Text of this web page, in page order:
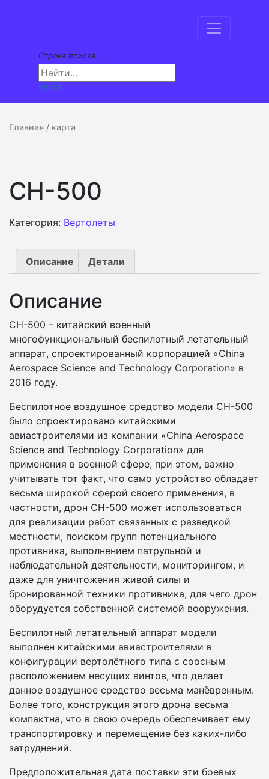
Строка поиска:
карта
Главная / карта
CH-500
Категория: Вертолеты
Описание Детали
Описание
CH-500 – китайский военный
многофункциональный беспилотный летательный
аппарат, спроектированный корпорацией «China
Aerospace Science and Technology Corporation» в
2016 году.
Беспилотное воздушное средство модели CH-500
было спроектировано китайскими
авиастроителями из компании «China Aerospace
Science and Technology Corporation» для
применения в военной сфере, при этом, важно
учитывать тот факт, что само устройство обладает
весьма широкой сферой своего применения, в
частности, дрон CH-500 может использоваться
для реализации работ связанных с разведкой
местности, поиском групп потенциального
противника, выполнением патрульной и
наблюдательной деятельности, мониторингом, и
даже для уничтожения живой силы и
бронированной техники противника, для чего дрон
оборудуется собственной системой вооружения.
Беспилотный летательный аппарат модели
выполнен китайскими авиастроителями в
конфигурации вертолётного типа с соосным
расположением несущих винтов, что делает
данное воздушное средство весьма манёвренным.
Более того, конструкция этого дрона весьма
компактна, что в свою очередь обеспечивает ему
транспортировку и перемещение без каких-либо
затруднений.
Предположительная дата поставки эти боевых